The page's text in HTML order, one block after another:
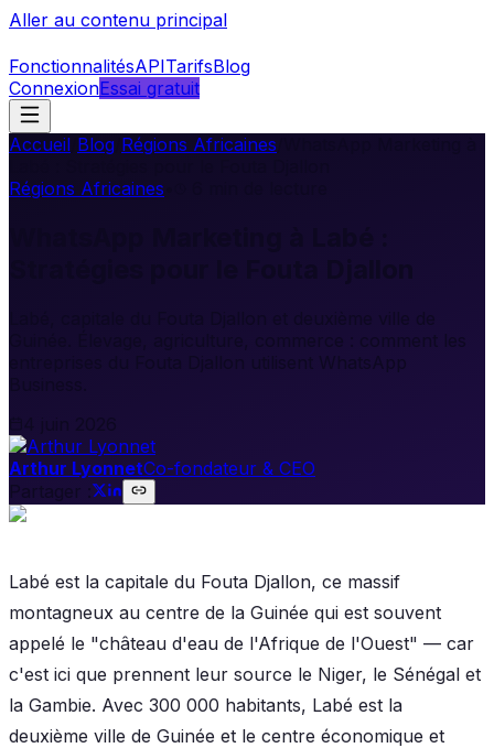
Aller au contenu principal
FonctionnalitésAPITarifsBlog
ConnexionEssai gratuit
Accueil Blog Régions Africaines
Régions Africaines
Guinée. Élevage, agriculture, commerce : comment les
entreprises du Fouta Djallon utilisent WhatsApp
Arthur LyonnetCo-fondateur & CEO
Partager :
Labé est la capitale du Fouta Djallon, ce massif
montagneux au centre de la Guinée qui est souvent
appelé le "château d'eau de l'Afrique de l'Ouest" — car
c'est ici que prennent leur source le Niger, le Sénégal et
la Gambie. Avec 300 000 habitants, Labé est la
deuxième ville de Guinée et le centre économique et